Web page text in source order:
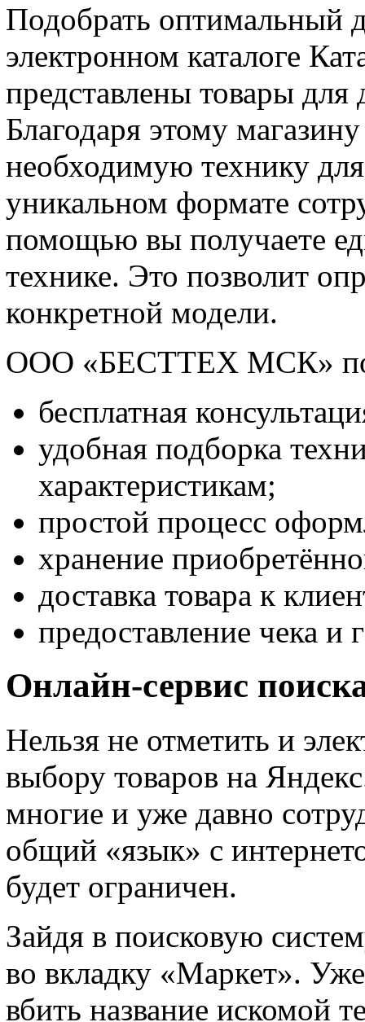
Подобрать оптимальный
электронном каталоге
представлены товары
Благодаря этому
необходимую технику
уникальном формате
помощью вы получаете
технике. Это позволит
конкретной модели.
ООО «БЕСТТЕХ МСК»
бесплатная
удобная подборка
характеристикам;
простой процесс
хранение
доставка товара к
предоставление чека и
Онлайн-сервис
Нельзя не отметить и
выбору товаров на
многие и уже давно
общий «язык» с
будет ограничен.
Зайдя в поисковую
во вкладку «Маркет».
вбить название искомой